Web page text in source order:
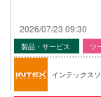
2026/07/23 09:30
製品・サービス ツ
インテックス